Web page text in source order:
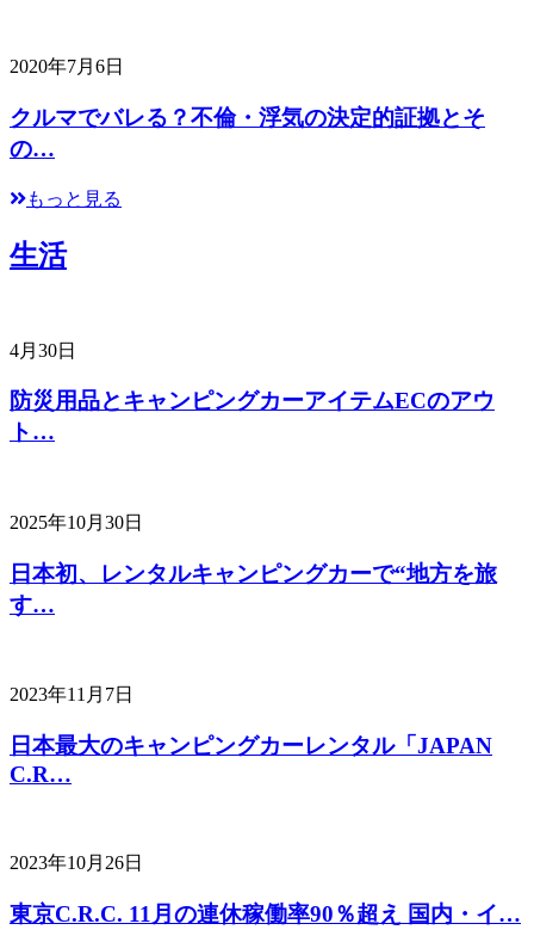
2020年7月6日
クルマでバレる？不倫・浮気の決定的証拠とそ
の…
もっと見る
生活
4月30日
防災用品とキャンピングカーアイテムECのアウ
ト…
2025年10月30日
日本初、レンタルキャンピングカーで“地方を旅
す…
2023年11月7日
日本最大のキャンピングカーレンタル「JAPAN
C.R…
2023年10月26日
東京C.R.C. 11月の連休稼働率90％超え 国内・イ…